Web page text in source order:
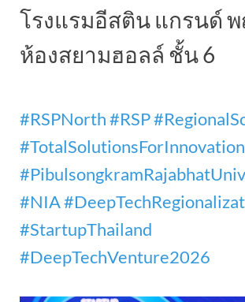
โรงแรมอีสติน แกรนด์
ห้องสยามฮอลล์ ชั้น 6
#RSPNorth#RSP
#TotalSolutionsForInnovation
#NIA
#StartupThailand
#DeepTechVenture2026